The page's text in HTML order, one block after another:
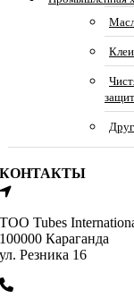
КОНТАКТЫ
ТОО Tubes
100000 Караганда
ул. Резника 16